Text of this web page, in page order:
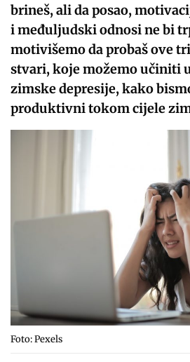
brineš, ali da posao,
i međuljudski odnosi ne bi
motivišemo da probaš ove
stvari, koje možemo učiniti
zimske depresije, kako
produktivni tokom cijele
Foto: Pexels